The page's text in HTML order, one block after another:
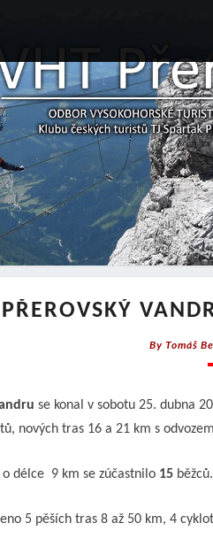
By Tomáš
se konal v sobotu 25. dubna
nových tras 16 a 21 km s
o délce 9 km se zúčastnilo 15 běžců.
5 pěších tras 8 až 50 km, 4